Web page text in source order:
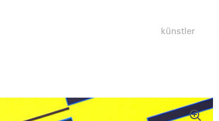
künstler